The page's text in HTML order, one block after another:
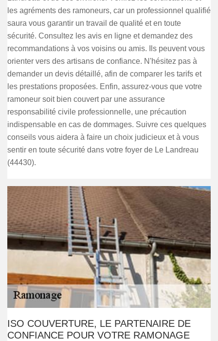
les agréments des ramoneurs, car un professionnel qualifié
saura vous garantir un travail de qualité et en toute
sécurité. Consultez les avis en ligne et demandez des
recommandations à vos voisins ou amis. Ils peuvent vous
orienter vers des artisans de confiance. N'hésitez pas à
demander un devis détaillé, afin de comparer les tarifs et
les prestations proposées. Enfin, assurez-vous que votre
ramoneur soit bien couvert par une assurance
responsabilité civile professionnelle, une précaution
indispensable en cas de dommages. Suivre ces quelques
conseils vous aidera à faire un choix judicieux et à vous
sentir en toute sécurité dans votre foyer de Le Landreau
(44430).
ISO COUVERTURE, LE PARTENAIRE DE
CONFIANCE POUR VOTRE RAMONAGE